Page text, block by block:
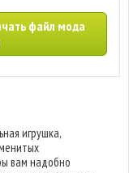
файл мода
игрушка,
вам надобно